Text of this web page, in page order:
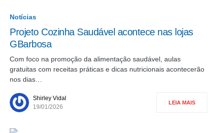
Notícias
Projeto Cozinha Saudável acontece nas lojas
GBarbosa
Com foco na promoção da alimentação saudável, aulas
gratuitas com receitas práticas e dicas nutricionais acontecerão
nos dias…
Shirley Vidal
19/01/2026
LEIA MAIS